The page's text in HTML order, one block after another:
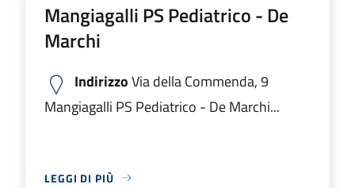
Mangiagalli PS Pediatrico - De
Marchi
IndirizzoVia della Commenda, 9
Mangiagalli PS Pediatrico - De Marchi...
LEGGI DI PIÙ